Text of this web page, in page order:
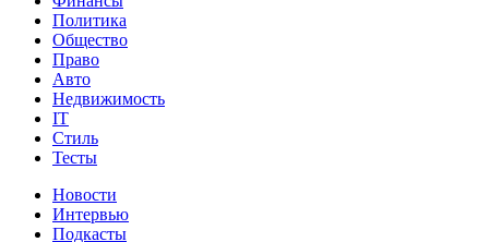
Политика
Общество
Право
Авто
Недвижимость
IT
Стиль
Тесты
Новости
Интервью
Подкасты